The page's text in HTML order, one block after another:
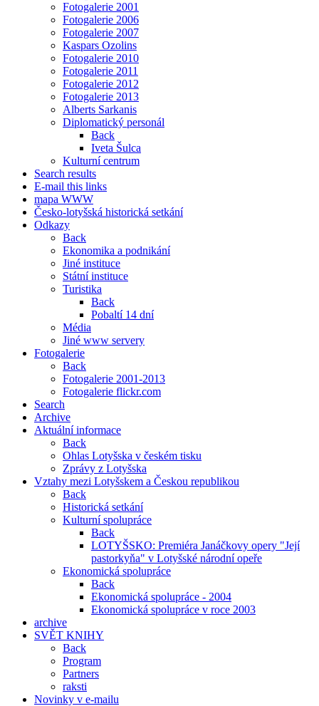
Fotogalerie 2001
Fotogalerie 2006
Fotogalerie 2007
Kaspars Ozolins
Fotogalerie 2010
Fotogalerie 2011
Fotogalerie 2012
Fotogalerie 2013
Alberts Sarkanis
Diplomatický personál
Back
Iveta Šulca
Kulturní centrum
Search results
E-mail this links
mapa WWW
Česko-lotyšská historická setkání
Odkazy
Back
Ekonomika a podnikání
Jiné instituce
Státní instituce
Turistika
Back
Pobaltí 14 dní
Média
Jiné www servery
Fotogalerie
Back
Fotogalerie 2001-2013
Fotogalerie flickr.com
Search
Archive
Aktuální informace
Back
Ohlas Lotyšska v českém tisku
Zprávy z Lotyšska
Vztahy mezi Lotyšskem a Českou republikou
Back
Historická setkání
Kulturní spolupráce
Back
LOTYŠSKO: Premiéra Janáčkovy opery "Její
pastorkyňa" v Lotyšské národní opeře
Ekonomická spolupráce
Back
Ekonomická spolupráce - 2004
Ekonomická spolupráce v roce 2003
archive
SVĚT KNIHY
Back
Program
Partners
raksti
Novinky v e-mailu